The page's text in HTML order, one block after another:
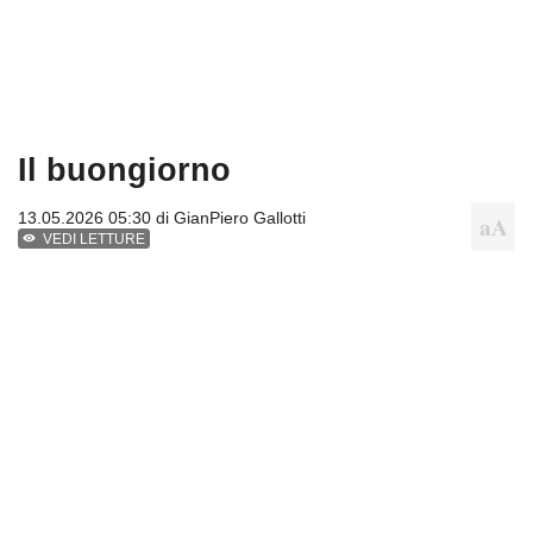
Il buongiorno
13.05.2026 05:30 di GianPiero Gallotti
VEDI LETTURE